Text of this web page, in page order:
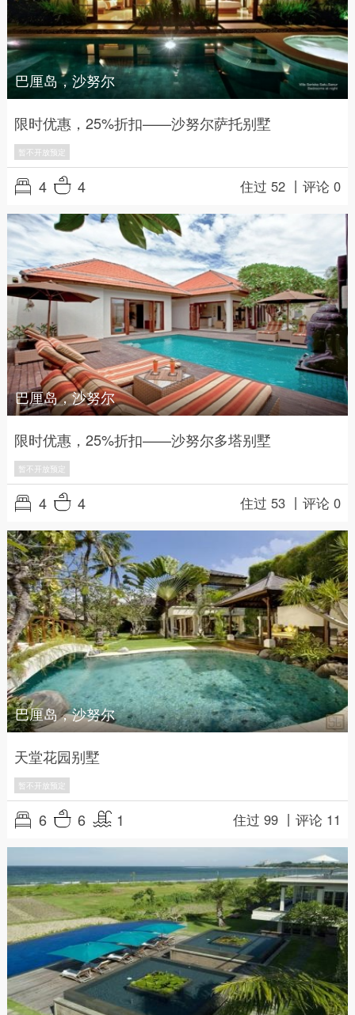
巴厘岛，沙努尔
限时优惠，25%折扣——沙努尔萨托别墅
暂不开放预定
4 4 住过 52 丨评论 0
巴厘岛，沙努尔
限时优惠，25%折扣——沙努尔多塔别墅
暂不开放预定
4 4 住过 53 丨评论 0
巴厘岛，沙努尔
天堂花园别墅
暂不开放预定
6 6 1 住过 99 丨评论 11